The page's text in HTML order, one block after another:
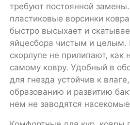
требуют постоянной
пластиковые ворсинки
быстро высыхает и
яйцесбора чистым и целым.
скорлупе не прилипают, как
самому ковру. Удобный в
для гнезда устойчив к
образованию и развитию
нем не заводятся